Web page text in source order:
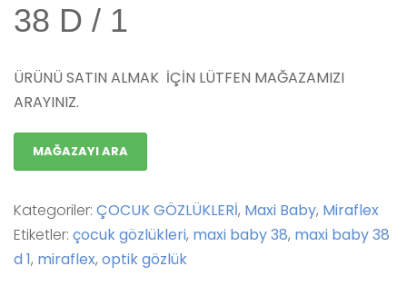
38 D / 1
ÜRÜNÜ SATIN ALMAK İÇİN LÜTFEN MAĞAZAMIZI
ARAYINIZ.
MAĞAZAYI ARA
Kategoriler: ÇOCUK GÖZLÜKLERİ, Maxi Baby, Miraflex
Etiketler: çocuk gözlükleri, maxi baby 38, maxi baby 38
d 1, miraflex, optik gözlük